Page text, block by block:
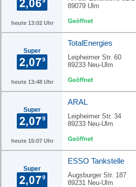
heute 13:02 Uhr
89079 Ulm
Super
heute 13:48 Uhr
TotalEnergies
Leipheimer Str. 60
89233 Neu-Ulm
Super
heute 15:07 Uhr
ARAL
Leipheimer Str. 34
89233 Neu-Ulm
Super
ESSO Tankstelle
Augsburger Str. 187
89231 Neu-Ulm